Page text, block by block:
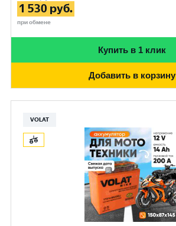
1 530 руб.
при обмене
Купить в 1 клик
Добавить в корзину
VOLAT